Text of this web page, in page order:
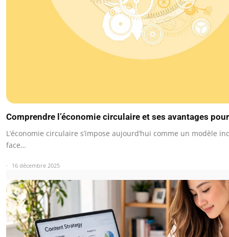
Comprendre l’économie circulaire et ses avantages
L’économie circulaire s’impose aujourd’hui comme un modèle
face…
16 décembre 2025